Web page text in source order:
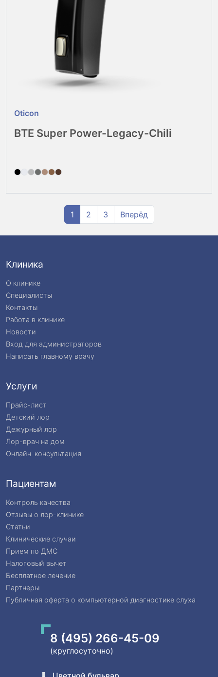
Oticon
BTE Super Power-Legacy-Chili
1 2 3 Вперёд
Клиника
О клинике
Специалисты
Контакты
Работа в клинике
Новости
Вход для администраторов
Написать главному врачу
Услуги
Прайс-лист
Детский лор
Дежурный лор
Лор-врач на дом
Онлайн-консультация
Пациентам
Контроль качества
Отзывы о лор-клинике
Статьи
Клинические случаи
Прием по ДМС
Налоговый вычет
Бесплатное лечение
Партнеры
Публичная оферта о компьютерной диагностике слуха
8 (495) 266-45-09
(круглосуточно)